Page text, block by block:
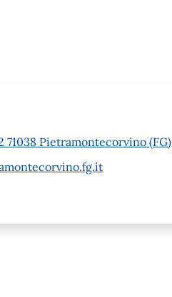
Pietramontecorvino (FG)